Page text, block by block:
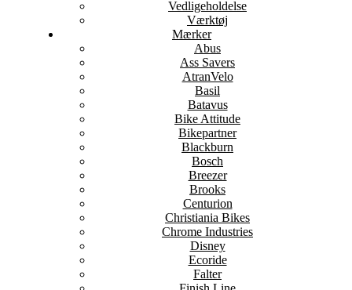
Vedligeholdelse
Værktøj
Mærker
Abus
Ass Savers
AtranVelo
Basil
Batavus
Bike Attitude
Bikepartner
Blackburn
Bosch
Breezer
Brooks
Centurion
Christiania Bikes
Chrome Industries
Disney
Ecoride
Falter